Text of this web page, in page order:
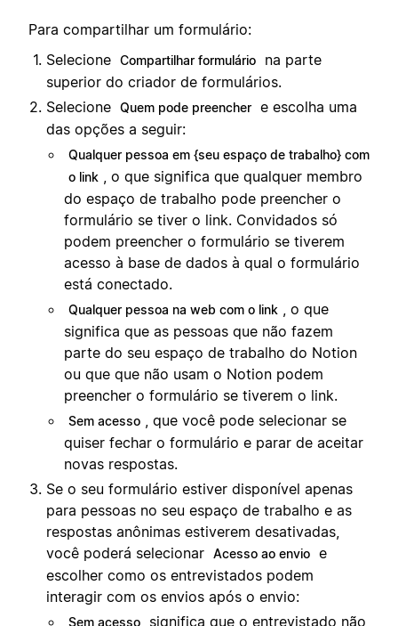
Para compartilhar um formulário:
Selecione Compartilhar formulário
na parte
superior do criador de formulários.
Selecione Quem pode preencher e escolha uma
das opções a seguir:
Qualquer pessoa em {seu espaço de trabalho} com
o link , o que significa que qualquer membro
do espaço de trabalho pode preencher o
formulário se tiver o link. Convidados só
podem preencher o formulário se tiverem
acesso à base de dados à qual o formulário
está conectado.
Qualquer pessoa na web com o link , o que
significa que as pessoas que não fazem
parte do seu espaço de trabalho do Notion
ou que que não usam o Notion podem
preencher o formulário se tiverem o link.
Sem acesso , que você pode selecionar se
quiser fechar o formulário e parar de aceitar
novas respostas.
Se o seu formulário estiver disponível apenas
para pessoas no seu espaço de trabalho e as
respostas anônimas estiverem desativadas,
você poderá selecionar Acesso ao envio e
escolher como os entrevistados podem
interagir com os envios após o envio:
Sem acesso
significa que o entrevistado não